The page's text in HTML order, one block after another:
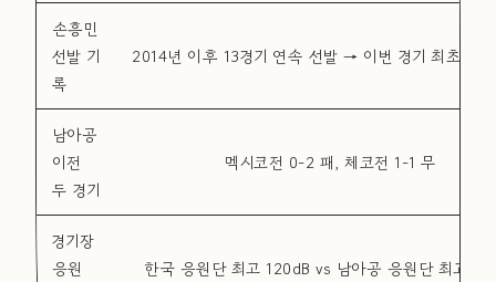
손흥민
선발 기
록
2014년 이후 13경기 연속 선발 → 이번 경기 최초 벤
남아공
이전
두 경기
멕시코전 0-2 패, 체코전 1-1 무
경기장
응원
한국 응원단 최고 120dB vs 남아공 응원단 최고